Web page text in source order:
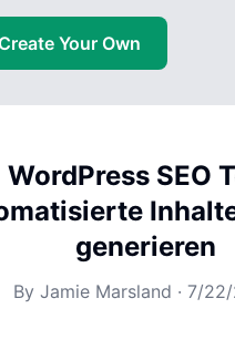
Your Own
WordPress SEO
generieren
By Jamie Marsland · 7/